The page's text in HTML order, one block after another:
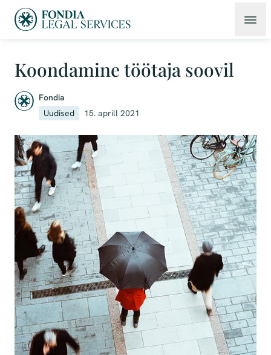
Koondamine töötaja soovil
Fondia
Uudised
15. aprill 2021